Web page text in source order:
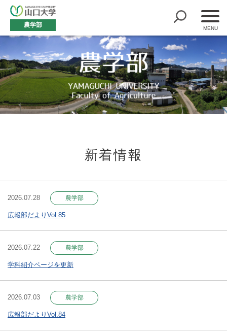
農学部
新着情報
2026.07.28 農学部
広報部だよりVol.85
2026.07.22 農学部
学科紹介ページを更新
2026.07.03 農学部
広報部だよりVol.84